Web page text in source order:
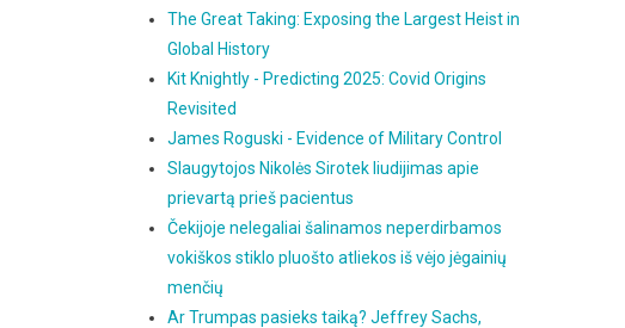
The Great Taking: Exposing the Largest Heist in
Global History
Kit Knightly - Predicting 2025: Covid Origins
Revisited
James Roguski - Evidence of Military Control
Slaugytojos Nikolės Sirotek liudijimas apie
prievartą prieš pacientus
Čekijoje nelegaliai šalinamos neperdirbamos
vokiškos stiklo pluošto atliekos iš vėjo jėgainių
menčių
Ar Trumpas pasieks taiką? Jeffrey Sachs,